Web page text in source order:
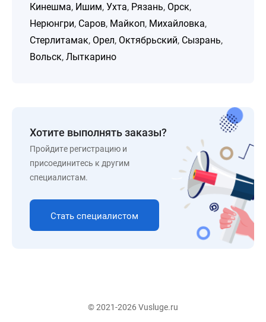
Кинешма, Ишим, Ухта, Рязань, Орск,
Нерюнгри, Саров, Майкоп, Михайловка,
Стерлитамак, Орел, Октябрьский, Сызрань,
Вольск, Лыткарино
Хотите выполнять заказы?
Пройдите регистрацию и
присоединитесь к другим
специалистам.
Стать специалистом
© 2021-2026 Vusluge.ru